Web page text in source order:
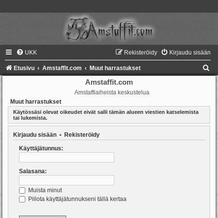
UKK Kirjaudu sisään
Rekisteröidy
Etusivu Amstaffit.com Muut harrastukset
Amstaffit.com
Amstaffiaiheista keskustelua
Muut harrastukset
Käytössäsi olevat oikeudet eivät salli tämän alueen viestien katselemista
tai lukemista.
Kirjaudu sisään • Rekisteröidy
Käyttäjätunnus:
Salasana:
Muista minut
Piilota käyttäjätunnukseni tällä kertaa